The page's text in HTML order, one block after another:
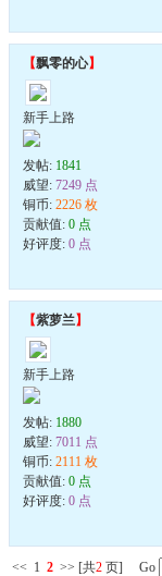
【飘零的心】
新手上路
发帖: 1841
威望: 7249 点
铜币: 2226 枚
贡献值: 0 点
好评度: 0 点
【紫萝兰】
新手上路
发帖: 1880
威望: 7011 点
铜币: 2111 枚
贡献值: 0 点
好评度: 0 点
<< 1 2 >> [共2 页] Go